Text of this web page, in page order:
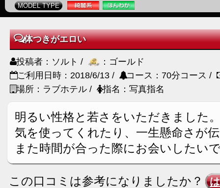
MODEL TYPE
体つきがエロい
投稿者：ソルト /
：ゴールド
ご利用日時：2018/6/13 /
コース：70分コース /
場所：ラブホテル /
指名：写真指名
明るい性格と若さをいただきました
気を使ってくれたり、一生懸命さが
また時間が合った際にお会いしたい
この口コミは参考になりましたか？